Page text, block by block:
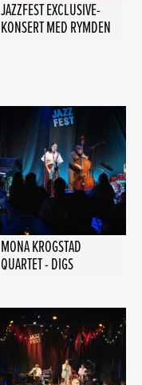
JAZZFEST EXCLUSIVE-
KONSERT MED RYMDEN
MONA KROGSTAD
QUARTET - DIGS